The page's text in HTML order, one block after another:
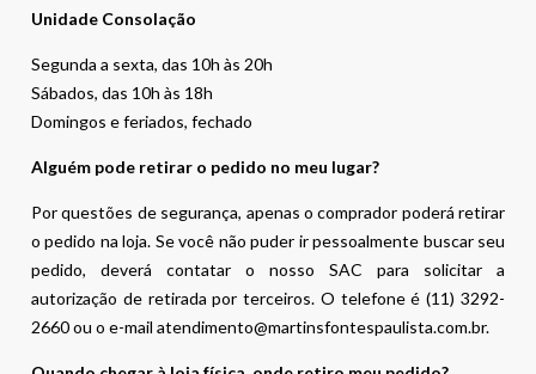
Unidade Consolação
Segunda a sexta, das 10h às 20h
Sábados, das 10h às 18h
Domingos e feriados, fechado
Alguém pode retirar o pedido no meu lugar?
Por questões de segurança, apenas o comprador poderá retirar
o pedido na loja. Se você não puder ir pessoalmente buscar seu
pedido, deverá contatar o nosso SAC para solicitar a
autorização de retirada por terceiros. O telefone é (11) 3292-
2660 ou o e-mail atendimento@martinsfontespaulista.com.br.